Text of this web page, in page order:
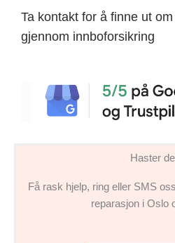
Ta kontakt for å finne ut
gjennom innboforsikring
Haster
Få rask hjelp, ring eller SMS
reparasjon i Oslo